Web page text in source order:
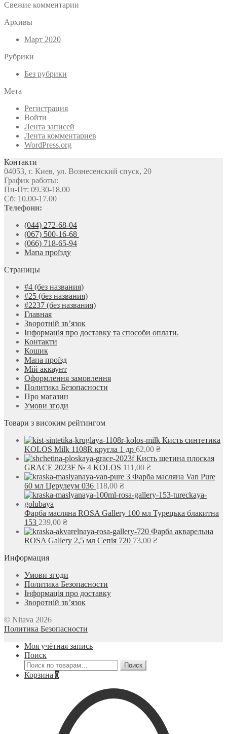
Свежие комментарии
Архивы
Март 2020
Рубрики
Без рубрики
Мета
Регистрация
Войти
Лента записей
Лента комментариев
WordPress.org
Контакти
04053, г. Киев, ул. Вознесенский спуск, 20
График работы:
Пн-Пт: 09.30-18.00
Сб: 10.00-17.00
Телефони:
(044) 272-68-04
(067) 500-16-68
(066) 718-65-94
Мапа проїзду
Страницы
#4 (без названия)
#25 (без названия)
#2237 (без названия)
Главная
Зворотній зв’язок
Інформація про доставку та способи оплати.
Контакти
Кошик
Мапа проїзд
Мій аккаунт
Оформлення замовлення
Политика Безопасности
Про магазин
Умови згоди
Товари з високим рейтингом
Кисть синтетика
KOLOS Milk 1108R кругла 1 др 62,00 ₴
Кисть щетина плоская
GRACE 2023F № 4 KOLOS 111,00 ₴
Фарба масляна Van Pure
60 мл Церулеум 036 118,00 ₴
Фарба масляна ROSA Gallery 100 мл Турецька блакитна
153 239,00 ₴
Фарба акварельна
ROSA Gallery 2,5 мл Сепія 720 73,00 ₴
Информация
Умови згоди
Политика Безопасности
Інформація про доставку
Зворотній зв’язок
© Nitava 2026
Политика Безопасности
Моя учётная запись
Поиск
Искать:
Поиск
Корзина 0